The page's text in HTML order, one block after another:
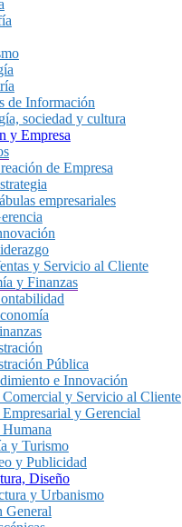
de Información
sociedad y cultura
y Empresa
de Empresa
empresariales
y Servicio al Cliente
y Finanzas
Pública
e Innovación
Comercial y Servicio al Cliente
y Gerencial
y Turismo
y Publicidad
Diseño
y Urbanismo
General